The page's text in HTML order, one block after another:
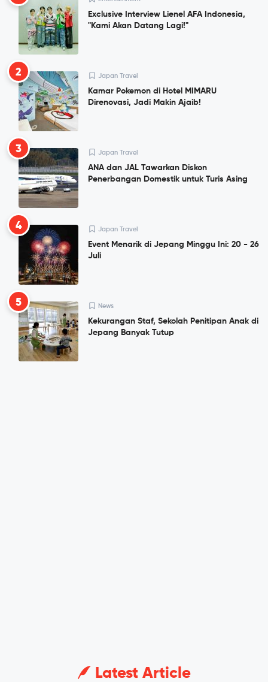
Exclusive Interview Lienel AFA Indonesia,
"Kami Akan Datang Lagi!"
2 Japan Travel
Kamar Pokemon di Hotel MIMARU
Direnovasi, Jadi Makin Ajaib!
3 Japan Travel
ANA dan JAL Tawarkan Diskon
Penerbangan Domestik untuk Turis Asing
4 Japan Travel
Event Menarik di Jepang Minggu Ini: 20 - 26
Juli
5 News
Kekurangan Staf, Sekolah Penitipan Anak di
Jepang Banyak Tutup
Latest Article